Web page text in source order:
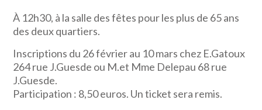
À 12h30, à la salle des fêtes pour les plus de 65 ans
des deux quartiers.
Inscriptions du 26 février au 10 mars chez E.Gatoux
264 rue J.Guesde ou M.et Mme Delepau 68 rue
J.Guesde.
Participation : 8,50 euros. Un ticket sera remis.